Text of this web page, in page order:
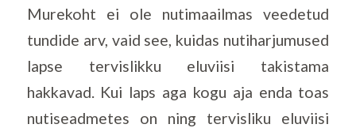
Murekoht ei ole nutimaailmas veedetud
tundide arv, vaid see, kuidas nutiharjumused
lapse tervislikku eluviisi takistama
hakkavad. Kui laps aga kogu aja enda toas
nutiseadmetes on ning tervisliku eluviisi